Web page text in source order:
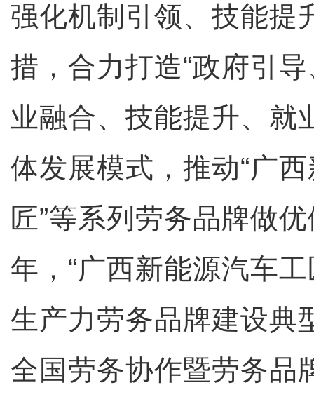
强化机制引领、技能提
措，合力打造“政府引
业融合、技能提升、就
体发展模式，推动“广
匠”等系列劳务品牌做
年，“广西新能源汽车
生产力劳务品牌建设典
全国劳务协作暨劳务品